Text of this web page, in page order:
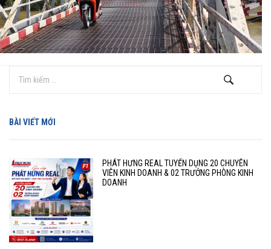
BÀI VIẾT MỚI
PHÁT HƯNG REAL TUYỂN DỤNG 20 CHUYÊN
VIÊN KINH DOANH & 02 TRƯỞNG PHÒNG KINH
DOANH